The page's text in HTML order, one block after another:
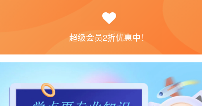
。如果您喜欢该游戏内容，请支持正版 →→→正版购买
超级会员2折优惠中！